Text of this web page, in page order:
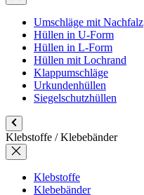
Umschläge mit Nachfalz
Hüllen in U-Form
Hüllen in L-Form
Hüllen mit Lochrand
Klappumschläge
Urkundenhüllen
Siegelschutzhüllen
Klebstoffe / Klebebänder
Klebstoffe
Klebebänder